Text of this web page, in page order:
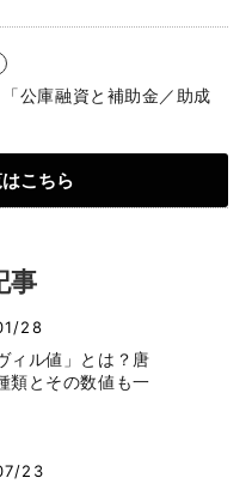
公庫融資と補助金／助成
こちら
事
28
ィル値」とは？唐
類とその数値も一
23